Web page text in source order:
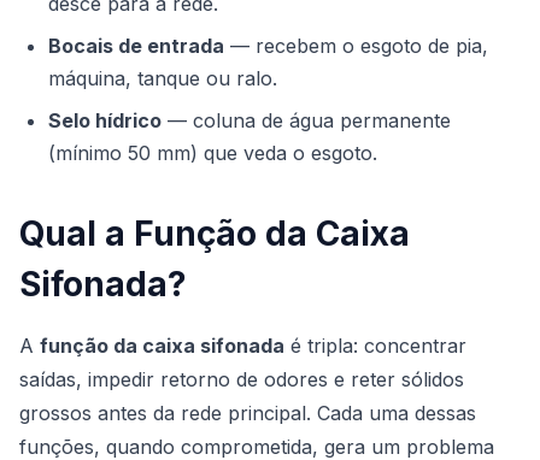
Bocais de entrada — recebem o esgoto de pia,
máquina, tanque ou ralo.
Selo hídrico — coluna de água permanente
(mínimo 50 mm) que veda o esgoto.
Qual a Função da Caixa
Sifonada?
A função da caixa sifonada é tripla: concentrar
saídas, impedir retorno de odores e reter sólidos
grossos antes da rede principal. Cada uma dessas
funções, quando comprometida, gera um problema